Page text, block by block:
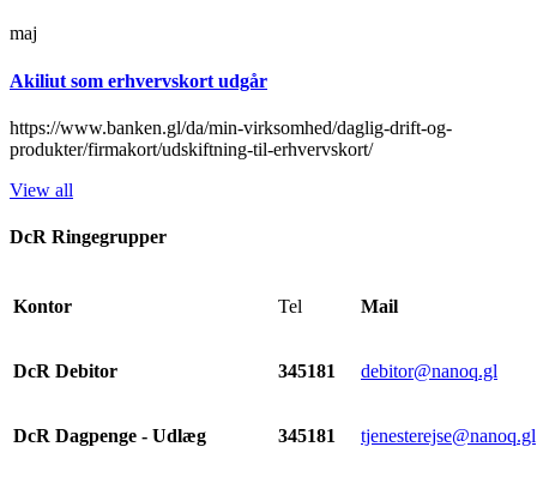
maj
Akiliut som erhvervskort udgår
https://www.banken.gl/da/min-virksomhed/daglig-drift-og-
produkter/firmakort/udskiftning-til-erhvervskort/
View all
DcR Ringegrupper
Kontor Tel Mail
DcR Debitor 345181 debitor@nanoq.gl
DcR Dagpenge - Udlæg 345181 tjenesterejse@nanoq.gl